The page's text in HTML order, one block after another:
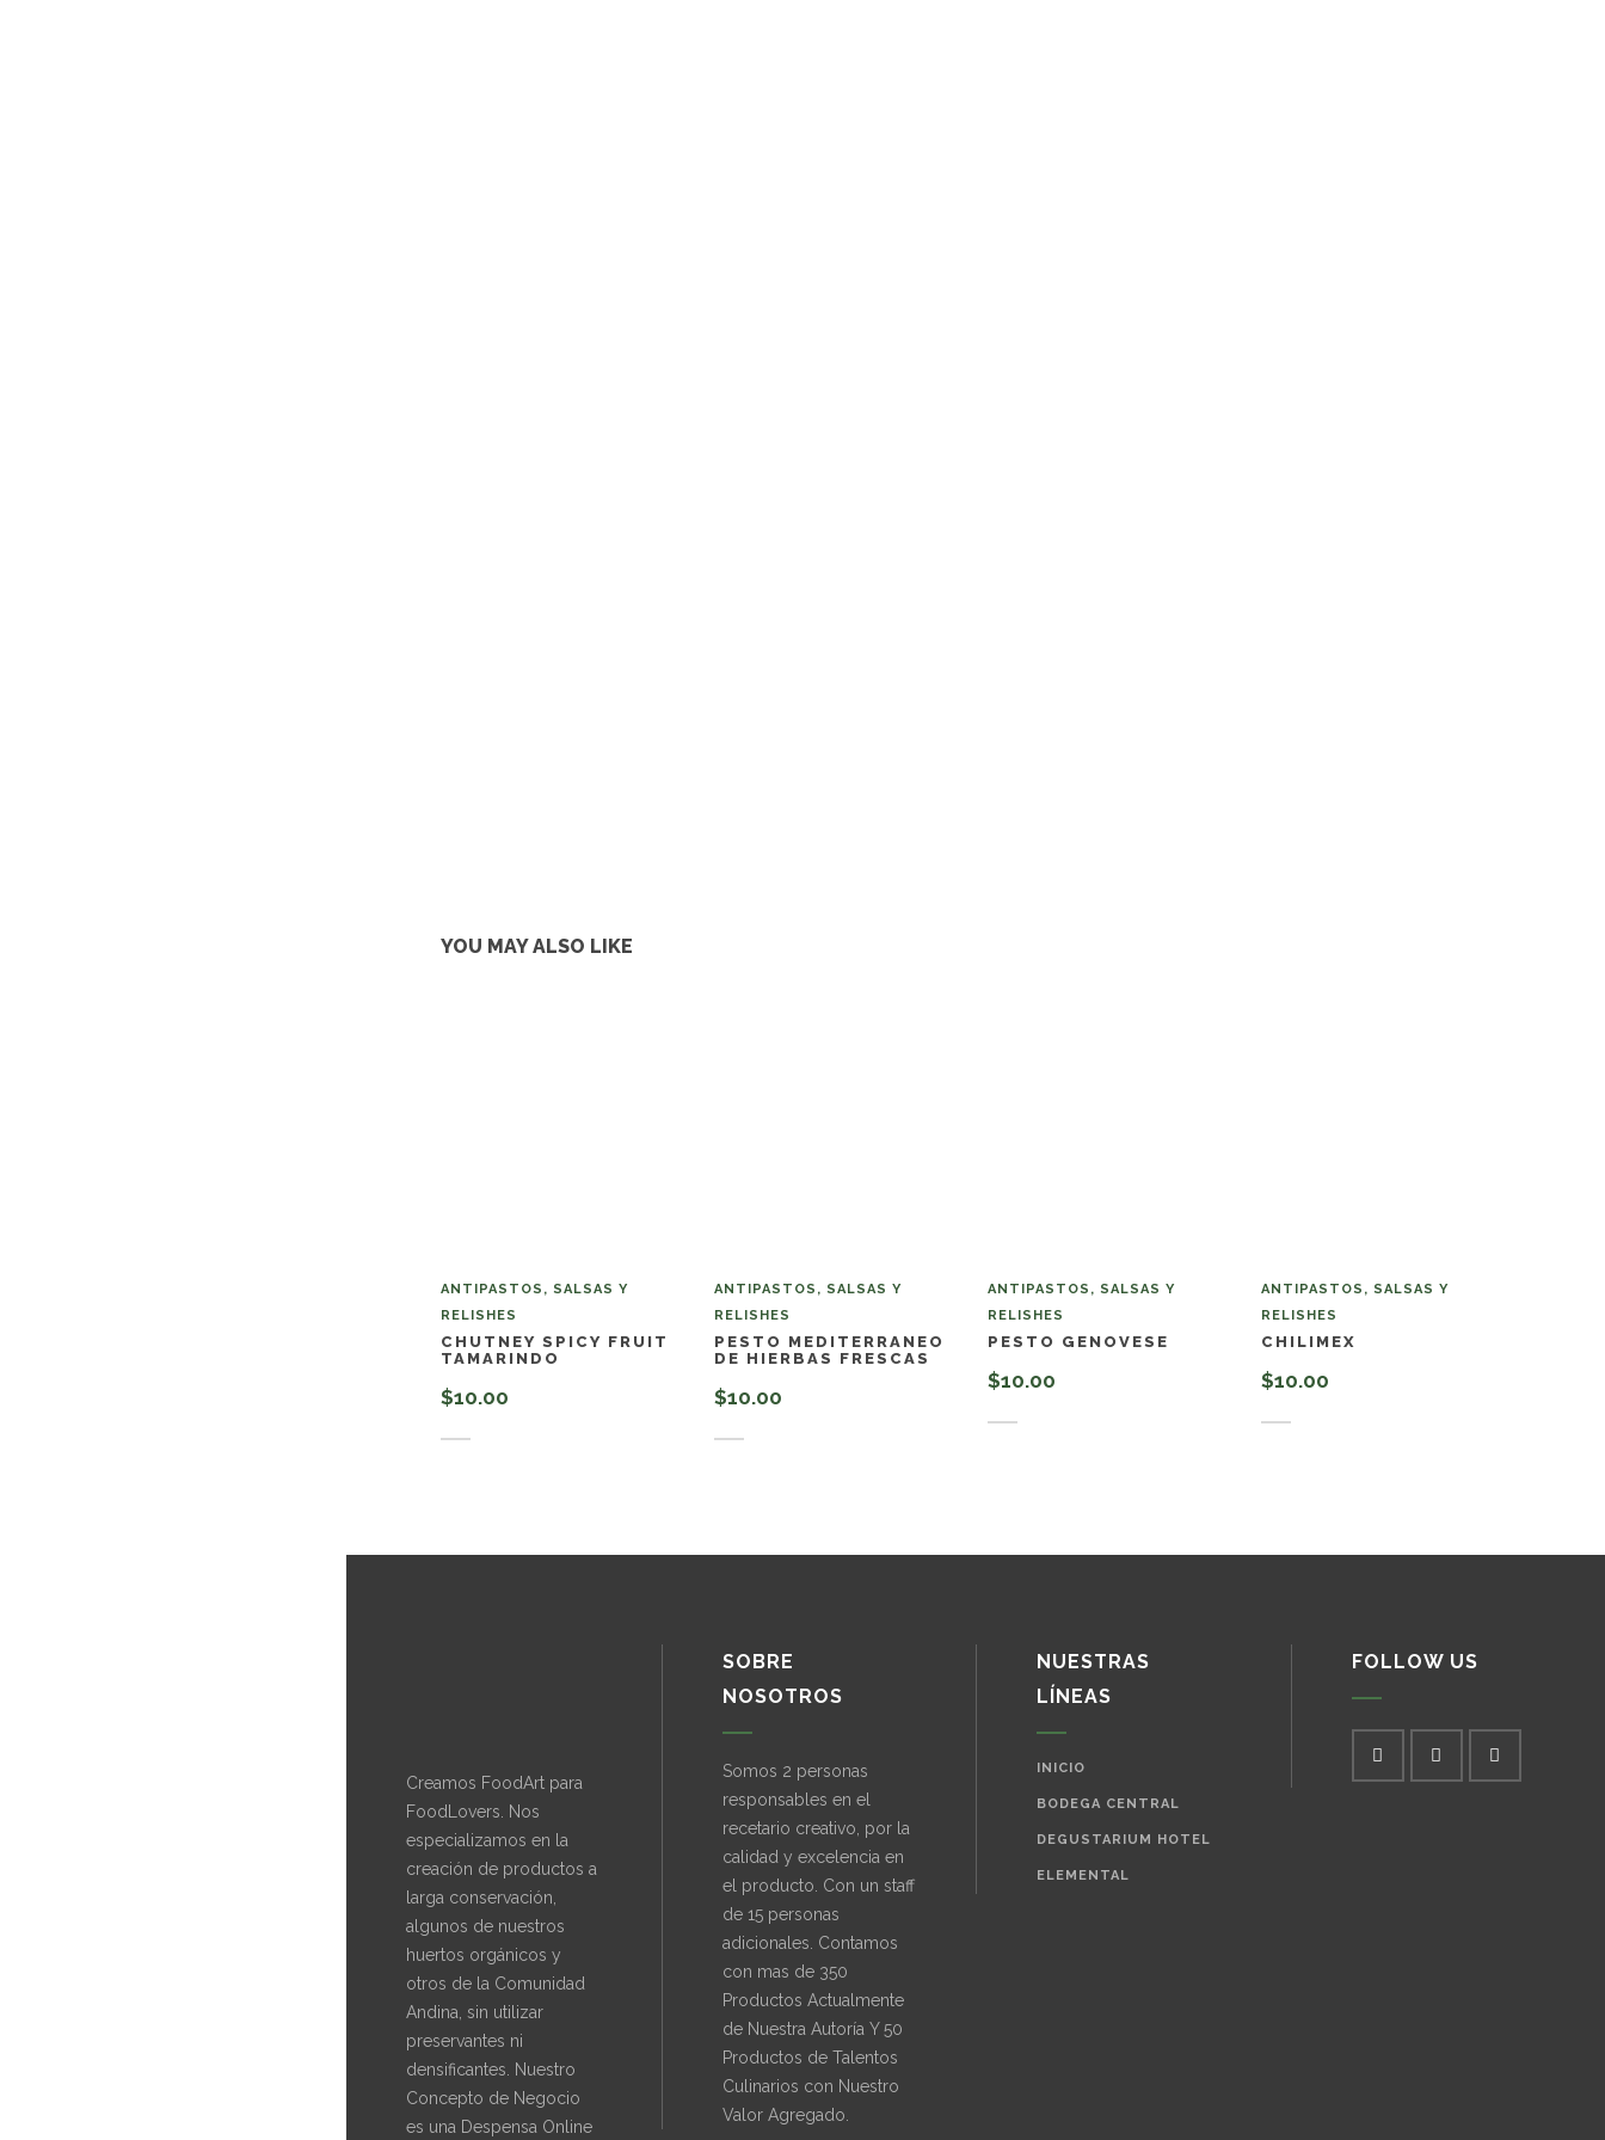
YOU MAY ALSO LIKE
ANTIPASTOS, SALSAS Y
RELISHES
CHUTNEY SPICY FRUIT
TAMARINDO
$10.00
ANTIPASTOS, SALSAS Y
RELISHES
PESTO MEDITERRANEO
DE HIERBAS FRESCAS
$10.00
ANTIPASTOS, SALSAS Y
RELISHES
PESTO GENOVESE
$10.00
ANTIPASTOS, SALSAS Y
RELISHES
CHILIMEX
$10.00
Creamos FoodArt para
FoodLovers. Nos
especializamos en la
creación de productos a
larga conservación,
algunos de nuestros
huertos orgánicos y
otros de la Comunidad
Andina, sin utilizar
preservantes ni
densificantes. Nuestro
Concepto de Negocio
es una Despensa Online
SOBRE
NOSOTROS
Somos 2 personas
responsables en el
recetario creativo, por la
calidad y excelencia en
el producto. Con un staff
de 15 personas
adicionales. Contamos
con mas de 350
Productos Actualmente
de Nuestra Autoría Y 50
Productos de Talentos
Culinarios con Nuestro
Valor Agregado.
NUESTRAS
LÍNEAS
INICIO
BODEGA CENTRAL
DEGUSTARIUM HOTEL
ELEMENTAL
FOLLOW US